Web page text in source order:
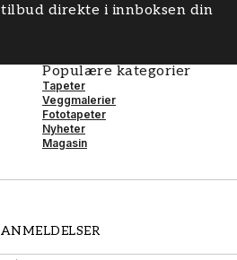
tilbud direkte i innboksen din
Populære kategorier
Tapeter
Veggmalerier
Fototapeter
Nyheter
Magasin